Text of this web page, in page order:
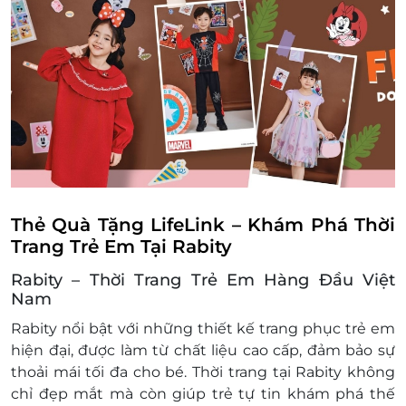
Thủ Đức, Hồ Chí Minh
Gian 02-05B, TTTM Vivo City, 1058 Nguyễn Văn Linh,
Quận 7, Hồ Chí Minh
Phú Thọ
Gian L3-08, Tầng 3, Vincom Plaza Việt Trì, Số 2 Hùng
Vương, Việt Trì, Phú Thọ
Đà Nẵng
Ngô Quyền, P. An Hải Bắc, Quận Sơn Trà, Đà Nẵng
Ninh Thuận
Gian L2-04B, Tầng 2, Vincom Phan Rang, 122 đường
16/4, P. Mỹ Hải, Phan Rang Tháp Chàm, Ninh Thuận
Đồng Nai
Gian L3-11, Tầng 3, Vincom Plaza Biên Hòa, Số 1096
Phạm Văn Thuận, P. Tân Mai, Biên Hòa, Đồng Nai
E-Gift sử dụng trực tiếp tại cửa hàng, hoặc đặt
hàng online thông qua Inbox Fanpage
Facebook Rabity
Hotline Rabity: 1900633520.
Địa điểm sử dụng:
https://docs.google.com/spreadsheets/d/
gid=2144483756#gid=2144483756
Thẻ Quà Tặng LifeLink – Khám Phá Thời
Trang Trẻ Em Tại Rabity
Rabity – Thời Trang Trẻ Em Hàng Đầu Việt
Nam
Rabity nổi bật với những thiết kế trang phục trẻ em
hiện đại, được làm từ chất liệu cao cấp, đảm bảo sự
thoải mái tối đa cho bé. Thời trang tại Rabity không
chỉ đẹp mắt mà còn giúp trẻ tự tin khám phá thế